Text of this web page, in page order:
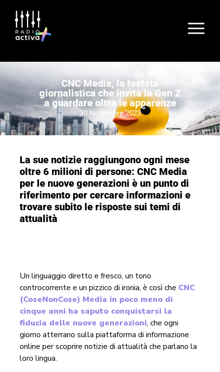
CNC Media, la testata
giornalistica che invita la Gen Z
a guardare oltre le apparenze
30 Novembre 2023
La sue notizie raggiungono ogni mese
oltre 6 milioni di persone: CNC Media
per le nuove generazioni è un punto di
riferimento per cercare informazioni e
trovare subito le risposte sui temi di
attualità
Un linguaggio diretto e fresco, un tono
controcorrente e un pizzico di ironia, è così che CNC
(CoseNonCose) Media in poco meno di
cinque anni ha saputo conquistarsi la
fiducia delle nuove generazioni, che ogni
giorno atterrano sulla piattaforma di informazione
online per scoprire notizie di attualità che parlano la
loro lingua.